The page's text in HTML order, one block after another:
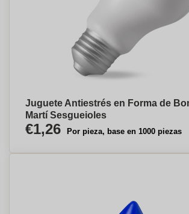
Juguete Antiestrés en Forma de
Martí Sesgueioles
€1,26 Por pieza, base en 1000 piezas